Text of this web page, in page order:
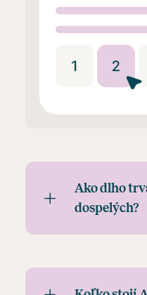
Ako dlho
dospelých?